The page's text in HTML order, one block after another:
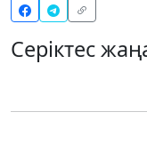
Серіктес